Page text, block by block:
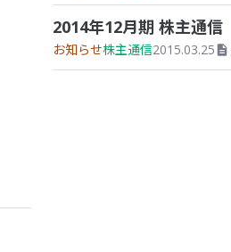
2014年12月期 株主通信
お知らせ株主通信2015.03.25